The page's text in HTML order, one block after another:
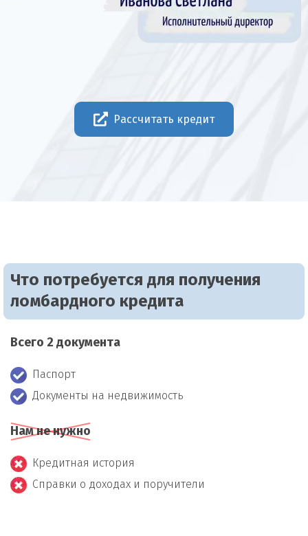
Рассчитать кредит
Что потребуется для получения
ломбардного кредита
Всего 2 документа
Паспорт
Документы на недвижимость
Нам не нужно
Кредитная история
Справки о доходах и поручители